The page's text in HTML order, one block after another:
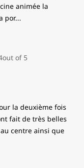
animée la
por...
la deuxième fois
fait de très belles
centre ainsi que